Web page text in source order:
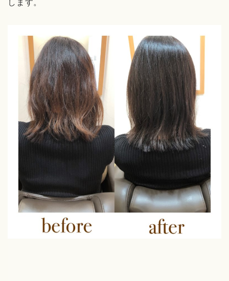
します。